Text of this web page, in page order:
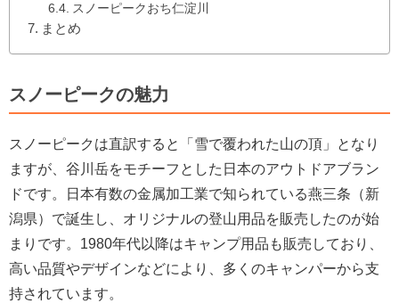
スノーピークおち仁淀川
まとめ
スノーピークの魅力
スノーピークは直訳すると「雪で覆われた山の頂」となり
ますが、谷川岳をモチーフとした日本のアウトドアブラン
ドです。日本有数の金属加工業で知られている燕三条（新
潟県）で誕生し、オリジナルの登山用品を販売したのが始
まりです。1980年代以降はキャンプ用品も販売しており、
高い品質やデザインなどにより、多くのキャンパーから支
持されています。